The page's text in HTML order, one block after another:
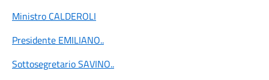
Ministro CALDEROLI
Presidente EMILIANO..
Sottosegretario SAVINO..